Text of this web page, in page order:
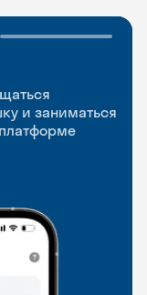
и заниматься
слова где
практики